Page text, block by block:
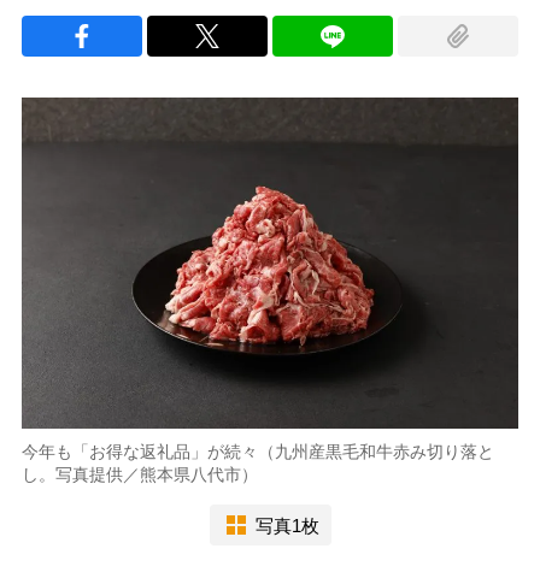
今年も「お得な返礼品」が続々（九州産黒毛和牛赤み切り落と
し。写真提供／熊本県八代市）
写真1枚